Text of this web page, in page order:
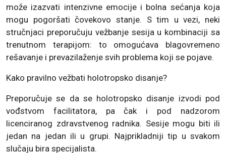
može izazvati intenzivne emocije i bolna sećanja koja
mogu pogoršati čovekovo stanje. S tim u vezi, neki
stručnjaci preporučuju vežbanje sesija u kombinaciji sa
trenutnom terapijom: to omogućava blagovremeno
rešavanje i prevazilaženje svih problema koji se pojave.
Kako pravilno vežbati holotropsko disanje?
Preporučuje se da se holotropsko disanje izvodi pod
vođstvom facilitatora, pa čak i pod nadzorom
licenciranog zdravstvenog radnika. Sesije mogu biti ili
jedan na jedan ili u grupi. Najprikladniji tip u svakom
slučaju bira specijalista.